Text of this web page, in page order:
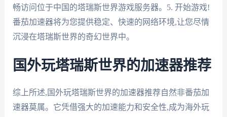
畅访问位于中国的塔瑞斯世界游戏服务器。5. 开始游戏!
番茄加速器将为您提供稳定、快速的网络环境,让您尽情
沉浸在塔瑞斯世界的奇幻世界中。
国外玩塔瑞斯世界的加速器推荐
综上所述,国外玩塔瑞斯世界的加速器推荐自然非番茄加
速器莫属。它凭借强大的加速能力和安全性,成为海外玩